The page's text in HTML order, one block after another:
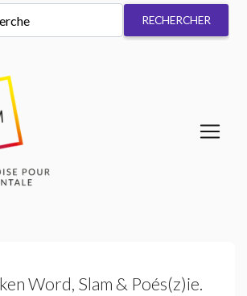
Word, Slam & Poés(z)ie.